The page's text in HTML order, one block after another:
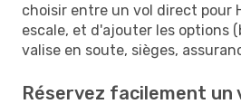
choisir entre un vol direct pour
escale, et d'ajouter les options
valise en soute, sièges,
Réservez facilement un